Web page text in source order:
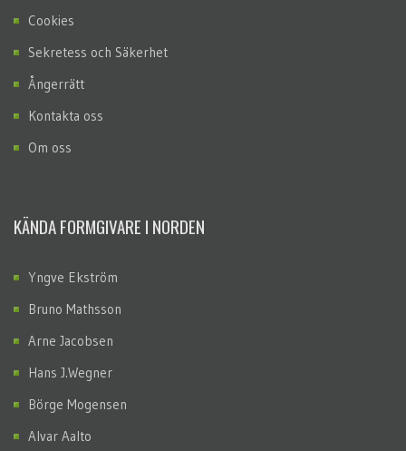
Cookies
Sekretess och Säkerhet
Ångerrätt
Kontakta oss
Om oss
KÄNDA FORMGIVARE I NORDEN
Yngve Ekström
Bruno Mathsson
Arne Jacobsen
Hans J.Wegner
Börge Mogensen
Alvar Aalto